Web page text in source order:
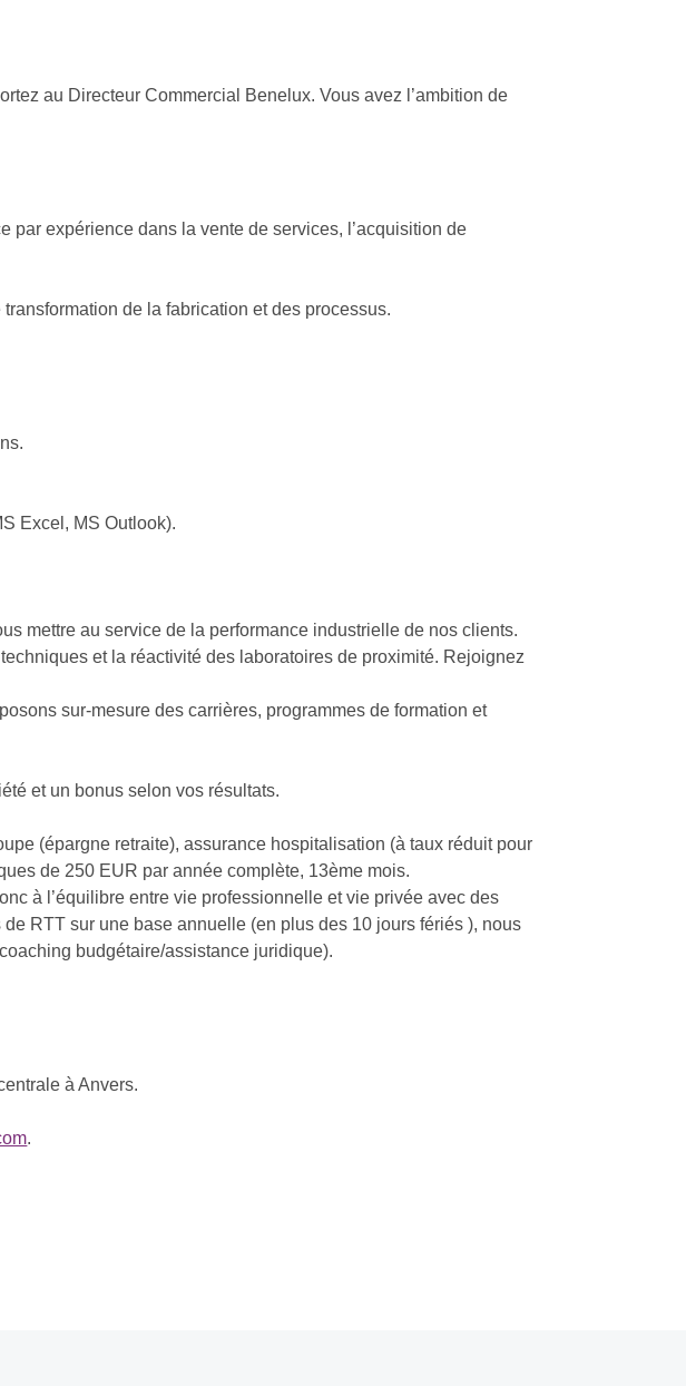
au Directeur Commercial Benelux. Vous avez l’ambition de
expérience dans la vente de services, l’acquisition de
de la fabrication et des processus.
Excel, MS Outlook).
mettre au service de la performance industrielle de nos clients.
et la réactivité des laboratoires de proximité. Rejoignez
sur-mesure des carrières, programmes de formation et
et un bonus selon vos résultats.
(épargne retraite), assurance hospitalisation (à taux réduit pour
de 250 EUR par année complète, 13ème mois.
à l’équilibre entre vie professionnelle et vie privée avec des
RTT sur une base annuelle (en plus des 10 jours fériés ), nous
budgétaire/assistance juridique).
à Anvers.
.